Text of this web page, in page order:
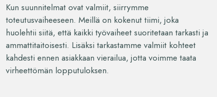
Kun suunnitelmat ovat valmiit, siirrymme
toteutusvaiheeseen. Meillä on kokenut tiimi, joka
huolehtii siitä, että kaikki työvaiheet suoritetaan tarkasti ja
ammattitaitoisesti. Lisäksi tarkastamme valmiit kohteet
kahdesti ennen asiakkaan vierailua, jotta voimme taata
virheettömän lopputuloksen.